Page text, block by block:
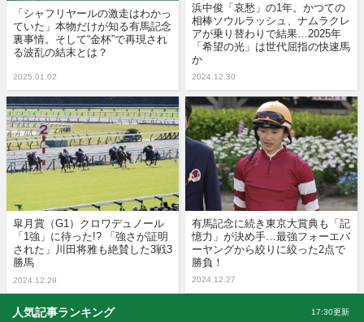
「シャフリヤールの激走はわかっ
ていた」本物だけが知る有馬記念
裏事情。そして“金杯”で再現され
る波乱の結末とは？
2025.01.02
浜中俊「哀愁」の1年。かつての
相棒ソウルラッシュ、ナムラクレ
アが乗り替わりで結果…2025年
「希望の光」は世代屈指の快速馬
か
2024.12.30
皐月賞（G1）クロワデュノール
「1強」に待った!? 「強さが証明
された」川田将雅も絶賛した3戦3
勝馬
2024.12.29
有馬記念に続き東京大賞典も「記
憶力」が決め手…最強フォーエバ
ーヤングから絞りに絞った2点で
勝負！
2024.12.27
人気記事ランキング 17:30更新